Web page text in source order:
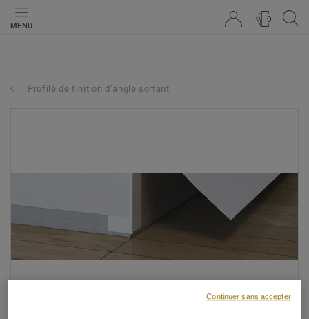
MENU
0
Profilé de finition d’angle sortant
Continuer sans accepter